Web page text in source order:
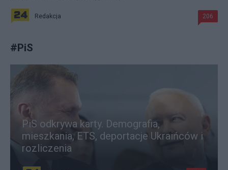
Redakcja 206
#PiS
PiS odkrywa karty. Demografia,
mieszkania, ETS, deportacje Ukraińców i
rozliczenia